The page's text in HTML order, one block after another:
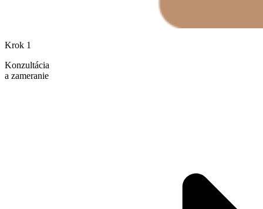
Krok 1
Konzultácia
a zameranie